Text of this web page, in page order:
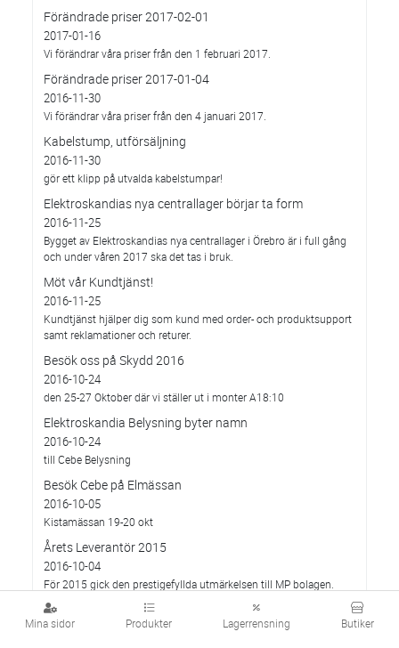
Mina sidor Produkter Lagerrensning Butiker
Förändrade priser 2017-02-01
2017-01-16
Vi förändrar våra priser från den 1 februari 2017.
Förändrade priser 2017-01-04
2016-11-30
Vi förändrar våra priser från den 4 januari 2017.
Kabelstump, utförsäljning
2016-11-30
gör ett klipp på utvalda kabelstumpar!
Elektroskandias nya centrallager börjar ta form
2016-11-25
Bygget av Elektroskandias nya centrallager i Örebro är i full gång
och under våren 2017 ska det tas i bruk.
Möt vår Kundtjänst!
2016-11-25
Kundtjänst hjälper dig som kund med order- och produktsupport
samt reklamationer och returer.
Besök oss på Skydd 2016
2016-10-24
den 25-27 Oktober där vi ställer ut i monter A18:10
Elektroskandia Belysning byter namn
2016-10-24
till Cebe Belysning
Besök Cebe på Elmässan
2016-10-05
Kistamässan 19-20 okt
Årets Leverantör 2015
2016-10-04
För 2015 gick den prestigefyllda utmärkelsen till MP bolagen.
Elektroskandia informerar
2016-10-01